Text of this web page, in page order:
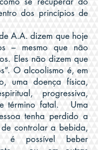
dos princípios de
A.A. dizem que hoje
– mesmo que não
Eles não dizem que
O alcoolismo é, em
uma doença física,
progressiva,
término fatal. Uma
tenha perdido a
controlar a bebida,
é possível beber